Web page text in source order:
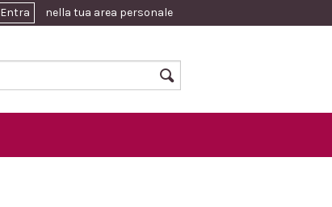
Entra nella tua area personale